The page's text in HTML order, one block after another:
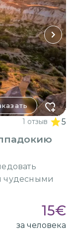
1 отзыв 5
чудесными
15€
за человека